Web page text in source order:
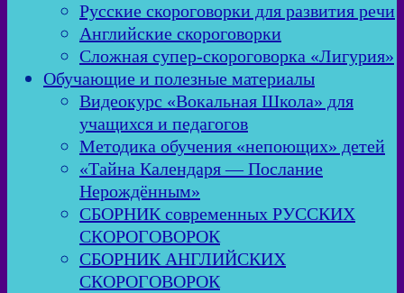
Русские скороговорки для развития речи
Английские скороговорки
Сложная супер-скороговорка «Лигурия»
Обучающие и полезные материалы
Видеокурс «Вокальная Школа» для
учащихся и педагогов
Методика обучения «непоющих» детей
«Тайна Календаря — Послание
Нерождённым»
СБОРНИК современных РУССКИХ
СКОРОГОВОРОК
СБОРНИК АНГЛИЙСКИХ
СКОРОГОВОРОК